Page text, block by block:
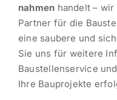
nahmen handelt –
Partner für die
eine saubere und
Sie uns für weitere
Baustel­len­service
Ihre Baupro­jekte